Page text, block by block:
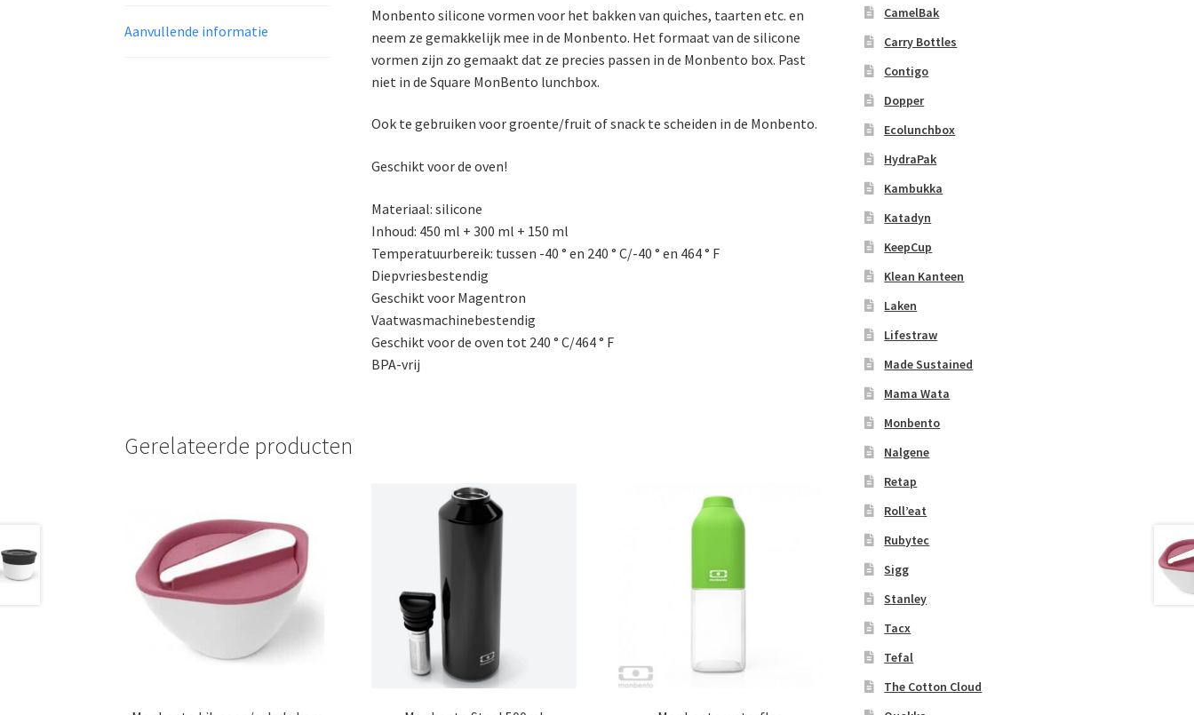
Aanvullende informatie
Monbento silicone vormen voor het bakken van quiches, taarten etc. en
neem ze gemakkelijk mee in de Monbento. Het formaat van de silicone
vormen zijn zo gemaakt dat ze precies passen in de Monbento box. Past
niet in de Square MonBento lunchbox.
Ook te gebruiken voor groente/fruit of snack te scheiden in de Monbento.
Geschikt voor de oven!
Materiaal: silicone
Inhoud: 450 ml + 300 ml + 150 ml
Temperatuurbereik: tussen -40 ° en 240 ° C/-40 ° en 464 ° F
Diepvriesbestendig
Geschikt voor Magentron
Vaatwasmachinebestendig
Geschikt voor de oven tot 240 ° C/464 ° F
BPA-vrij
Gerelateerde producten
CamelBak
Carry Bottles
Contigo
Dopper
Ecolunchbox
HydraPak
Kambukka
Katadyn
KeepCup
Klean Kanteen
Laken
Lifestraw
Made Sustained
Mama Wata
Monbento
Nalgene
Retap
Roll’eat
Rubytec
Sigg
Stanley
Tacx
Tefal
The Cotton Cloud